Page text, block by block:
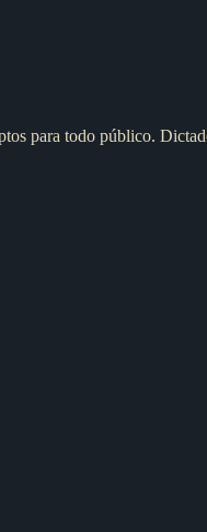
para todo público.